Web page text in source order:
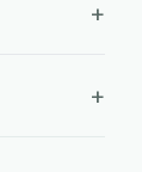
+
+